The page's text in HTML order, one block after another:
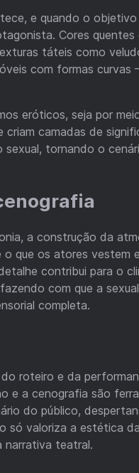
e quando o
Cores
táteis como
com formas curvas
eróticos, seja por
criam camadas de
tornando o
a construção da
que os atores vestem
contribui para o
com que a
completa.
roteiro e da
e a cenografia são
do público,
só valoriza a estética
narrativa teatral.